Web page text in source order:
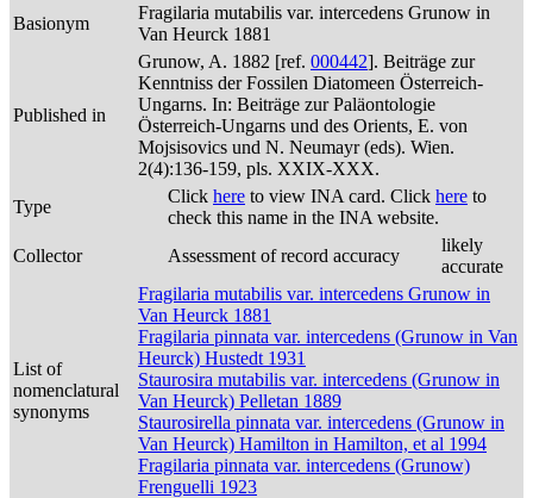
Basionym
Fragilaria mutabilis var. intercedens Grunow in
Van Heurck 1881
Published in
Grunow, A. 1882 [ref. 000442]. Beiträge zur
Kenntniss der Fossilen Diatomeen Österreich-
Ungarns. In: Beiträge zur Paläontologie
Österreich-Ungarns und des Orients, E. von
Mojsisovics und N. Neumayr (eds). Wien.
2(4):136-159, pls. XXIX-XXX.
Type
Click here to view INA card. Click here to
check this name in the INA website.
Collector
Assessment of record accuracy
likely
accurate
List of
nomenclatural
synonyms
Fragilaria mutabilis var. intercedens Grunow in
Van Heurck 1881
Fragilaria pinnata var. intercedens (Grunow in Van
Heurck) Hustedt 1931
Staurosira mutabilis var. intercedens (Grunow in
Van Heurck) Pelletan 1889
Staurosirella pinnata var. intercedens (Grunow in
Van Heurck) Hamilton in Hamilton, et al 1994
Fragilaria pinnata var. intercedens (Grunow)
Frenguelli 1923